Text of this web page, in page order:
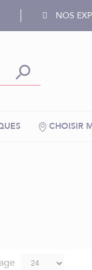
NOS
CHOISIR